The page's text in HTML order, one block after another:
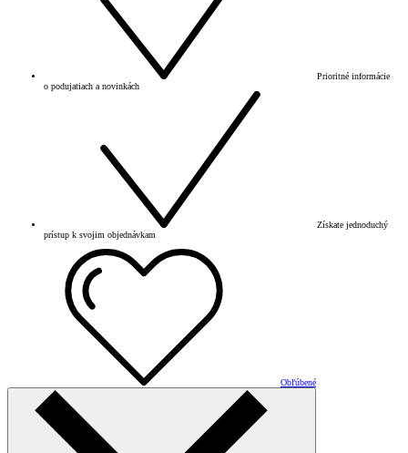
Prioritné informácie
o podujatiach a novinkách
Získate jednoduchý
prístup k svojim objednávkam
Obľúbené